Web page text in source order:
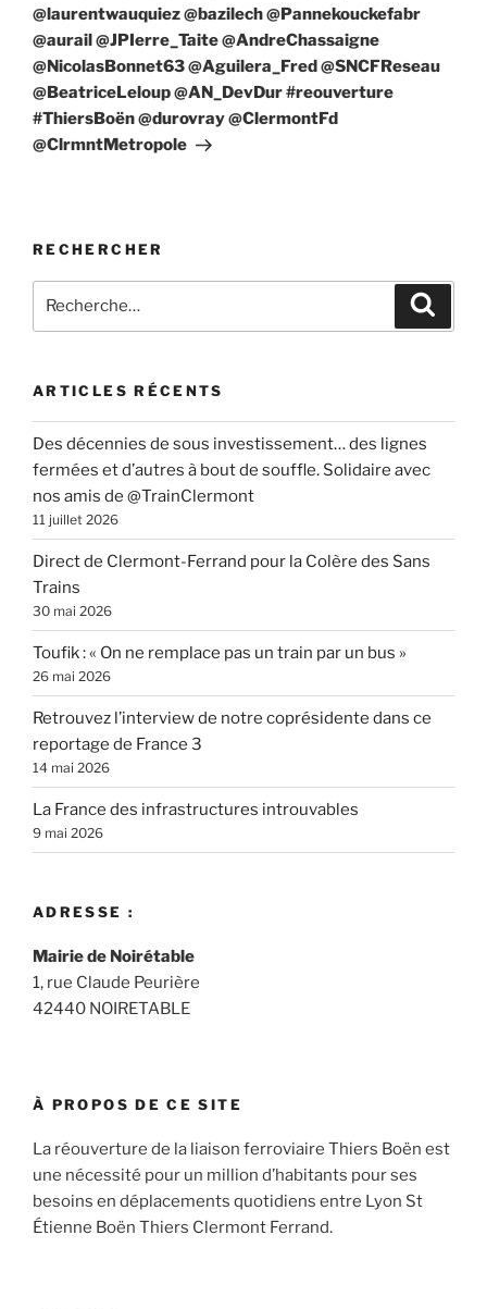
@laurentwauquiez @bazilech @Pannekouckefabr
@aurail @JPIerre_Taite @AndreChassaigne
@NicolasBonnet63 @Aguilera_Fred @SNCFReseau
@BeatriceLeloup @AN_DevDur #reouverture
#ThiersBoën @durovray @ClermontFd
@ClrmntMetropole
RECHERCHER
pour
ARTICLES RÉCENTS
Des décennies de sous investissement… des lignes
fermées et d’autres à bout de souffle. Solidaire avec
nos amis de @TrainClermont
11 juillet 2026
Direct de Clermont-Ferrand pour la Colère des Sans
Trains
30 mai 2026
Toufik : « On ne remplace pas un train par un bus »
26 mai 2026
Retrouvez l’interview de notre coprésidente dans ce
reportage de France 3
14 mai 2026
La France des infrastructures introuvables
9 mai 2026
ADRESSE :
Mairie de Noirétable
1, rue Claude Peurière
42440 NOIRETABLE
À PROPOS DE CE SITE
La réouverture de la liaison ferroviaire Thiers Boën est
une nécessité pour un million d’habitants pour ses
besoins en déplacements quotidiens entre Lyon St
Étienne Boën Thiers Clermont Ferrand.